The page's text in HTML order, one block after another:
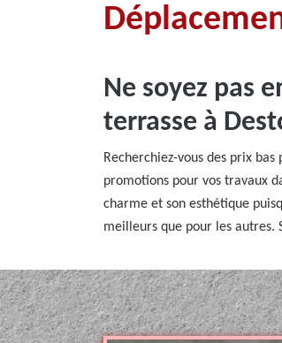
Ne soyez pas
terrasse à
Recherchiez-vous des prix
promotions pour vos travaux
charme et son esthétique
meilleurs que pour les autres.